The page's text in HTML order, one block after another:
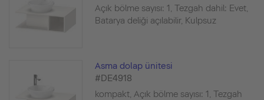
Açık bölme sayısı: 1, Tezgah dahil: Evet,
Batarya deliği açılabilir, Kulpsuz
Asma dolap ünitesi
#DE4918
kompakt, Açık bölme sayısı: 1, Tezgah